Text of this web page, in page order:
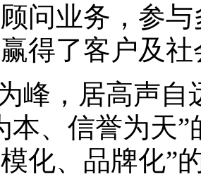
问业务，参
得了客户及
峰，居高声
本、信誉为天
化、品牌化”